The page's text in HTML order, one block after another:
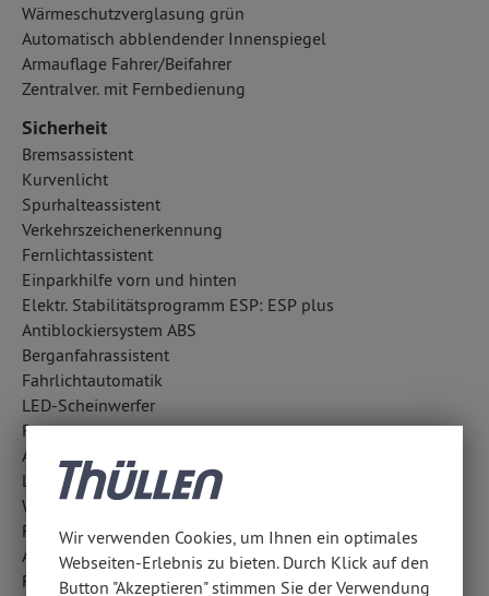
Wärmeschutzverglasung grün
Automatisch abblendender Innenspiegel
Armauflage Fahrer/Beifahrer
Zentralver. mit Fernbedienung
Sicherheit
Bremsassistent
Kurvenlicht
Spurhalteassistent
Verkehrszeichenerkennung
Fernlichtassistent
Einparkhilfe vorn und hinten
Elektr. Stabilitätsprogramm ESP: ESP plus
Antiblockiersystem ABS
Berganfahrassistent
Fahrlichtautomatik
LED-Scheinwerfer
Regensensor
Abbiegelicht
LED-Tagfahrlicht
Wegfahrsperre
Fußgängerschutzsystem: aktive Motorhaube
Außentemperatur Anzeige
Reifendruckverlust-Warnung
Wir verwenden Cookies, um Ihnen ein optimales
Webseiten-Erlebnis zu bieten. Durch Klick auf den
Button "Akzeptieren" stimmen Sie der Verwendung